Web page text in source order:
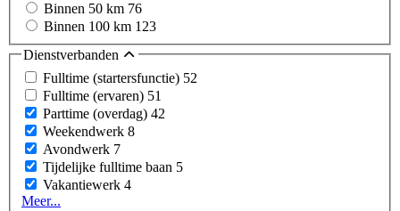
Binnen 50 km 76
Binnen 100 km 123
Dienstverbanden
Fulltime (startersfunctie) 52
Fulltime (ervaren) 51
Parttime (overdag) 42
Weekendwerk 8
Avondwerk 7
Tijdelijke fulltime baan 5
Vakantiewerk 4
Meer...